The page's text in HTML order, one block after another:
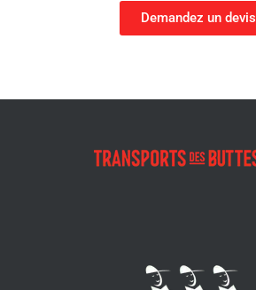
Demandez un devis